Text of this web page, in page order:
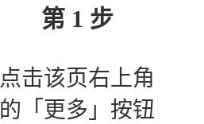
第 1 步
点击该页右上角
的「更多」按钮